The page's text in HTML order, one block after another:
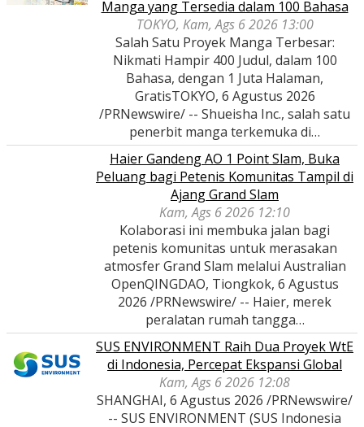
Manga yang Tersedia dalam 100 Bahasa
TOKYO, Kam, Ags 6 2026 13:00
Salah Satu Proyek Manga Terbesar:
Nikmati Hampir 400 Judul, dalam 100
Bahasa, dengan 1 Juta Halaman,
GratisTOKYO, 6 Agustus 2026
/PRNewswire/ -- Shueisha Inc., salah satu
penerbit manga terkemuka di…
Haier Gandeng AO 1 Point Slam, Buka
Peluang bagi Petenis Komunitas Tampil di
Ajang Grand Slam
Kam, Ags 6 2026 12:10
Kolaborasi ini membuka jalan bagi
petenis komunitas untuk merasakan
atmosfer Grand Slam melalui Australian
OpenQINGDAO, Tiongkok, 6 Agustus
2026 /PRNewswire/ -- Haier, merek
peralatan rumah tangga…
SUS ENVIRONMENT Raih Dua Proyek WtE
di Indonesia, Percepat Ekspansi Global
Kam, Ags 6 2026 12:08
SHANGHAI, 6 Agustus 2026 /PRNewswire/
-- SUS ENVIRONMENT (SUS Indonesia